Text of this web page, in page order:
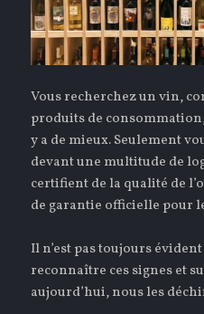
Vous recherchez un vin,
produits de
y a de mieux. Seulement
devant une multitude de
certifient de la qualité de
de garantie officielle pour
Il n’est pas toujours
reconnaître ces signes et
aujourd’hui, nous les